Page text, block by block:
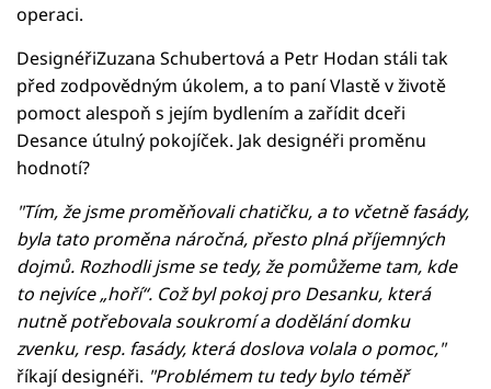
operaci.
DesignéřiZuzana Schubertová a Petr Hodan stáli tak
před zodpovědným úkolem, a to paní Vlastě v životě
pomoct alespoň s jejím bydlením a zařídit dceři
Desance útulný pokojíček. Jak designéři proměnu
hodnotí?
"Tím, že jsme proměňovali chatičku, a to včetně fasády,
byla tato proměna náročná, přesto plná příjemných
dojmů. Rozhodli jsme se tedy, že pomůžeme tam, kde
to nejvíce „hoří“. Což byl pokoj pro Desanku, která
nutně potřebovala soukromí a dodělání domku
zvenku, resp. fasády, která doslova volala o pomoc,"
říkají designéři. "Problémem tu tedy bylo téměř